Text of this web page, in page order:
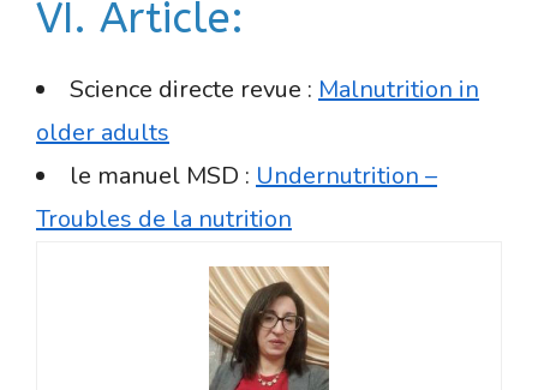
VI. Article:
Science directe revue : Malnutrition in
older adults
le manuel MSD : Undernutrition –
Troubles de la nutrition